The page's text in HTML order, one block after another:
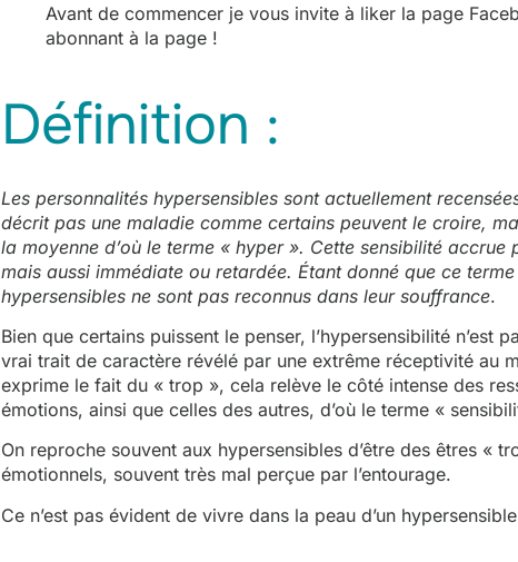
Avant de commencer je vous invite à liker la page
abonnant à la page !
Définition :
Les personnalités hypersensibles sont actuellement
décrit pas une maladie comme certains peuvent le croire,
la moyenne d’où le terme « hyper ». Cette sensibilité
mais aussi immédiate ou retardée. Étant donné que ce
hypersensibles ne sont pas reconnus dans leur souffrance.
Bien que certains puissent le penser, l’hypersensibilité n’est
vrai trait de caractère révélé par une extrême réceptivité au
exprime le fait du « trop », cela relève le côté intense des
émotions, ainsi que celles des autres, d’où le terme «
On reproche souvent aux hypersensibles d’être des êtres «
émotionnels, souvent très mal perçue par l’entourage.
Ce n’est pas évident de vivre dans la peau d’un